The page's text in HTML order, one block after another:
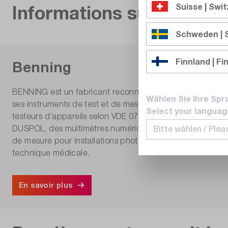
Informations sur le
Benning
BENNING est un fabricant reconnu dans le monde
ses instruments de test et de mesure, dont le siège se
testeurs d’appareils selon VDE 0701 / VDE 0702 / VDE
DUSPOL, des multimètres numériques, des pinces
de mesure pour installations photovoltaïques destinés à
technique médicale.
En savoir plus
Suisse |
Schweden |
Finnland |
Wählen Sie Ihre
Select your